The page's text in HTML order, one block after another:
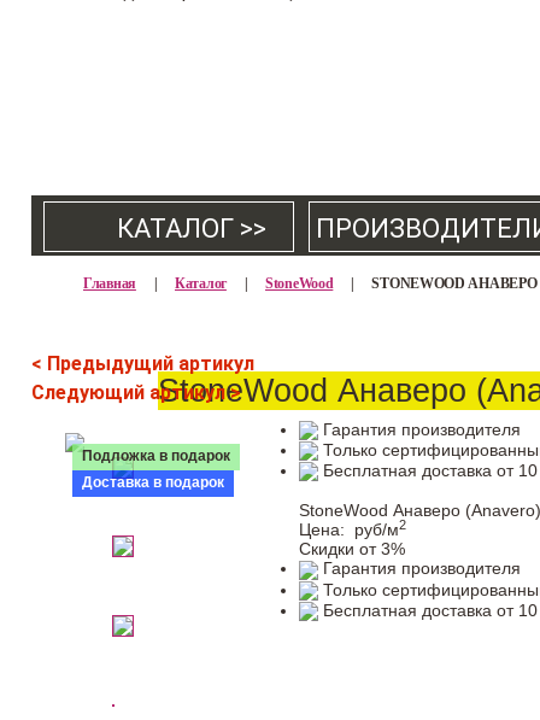
КАТАЛОГ >>
Главная | Каталог | StoneWood | STONEWOOD АНАВЕРО
< Предыдущий артикул
Следующий артикул >StoneWood Анаверо
Подложка в подарок
Доставка в подарок
Гарантия производителя
Только
Бесплатная доставка от
StoneWood Анаверо
Цена:
руб/м2
Скидки от 3%
Гарантия производителя
Только
Бесплатная доставка от